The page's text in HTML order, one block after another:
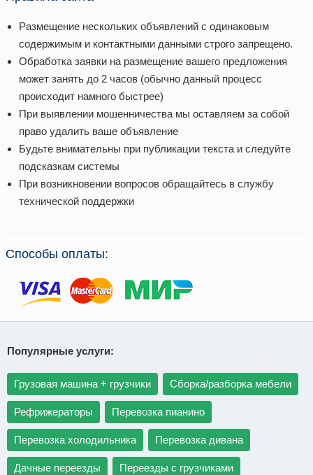
Размещение нескольких объявлений с одинаковым
содержимым и контактными данными строго запрещено.
Обработка заявки на размещение вашего предложения
может занять до 2 часов (обычно данный процесс
происходит намного быстрее)
При выявлении мошенничества мы оставляем за собой
право удалить ваше объявление
Будьте внимательны при публикации текста и следуйте
подсказкам системы
При возникновении вопросов обращайтесь в службу
технической поддержки
Способы оплаты:
Популярные услуги:
Грузовая машина + грузчики Сборка/разборка мебели
Рефрижераторы Перевозка пианино
Перевозка холодильника Перевозка дивана
Дачные переезды Переезды с грузчиками